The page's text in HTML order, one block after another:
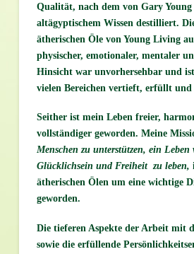
Qualität, nach dem von Gary Young
altägyptischem Wissen destilliert.
ätherischen Öle von Young Living
physischer, emotionaler, mentaler
Hinsicht war unvorhersehbar und
vielen Bereichen vertieft, erfüllt und
Seither ist mein Leben freier,
vollständiger geworden. Meine
Menschen zu unterstützen, ein
Glücklichsein und Freiheit zu leben,
ätherischen Ölen um eine wichtige
geworden.
Die tieferen Aspekte der Arbeit mit
sowie die erfüllende